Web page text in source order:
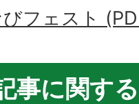
フェスト
事に関す